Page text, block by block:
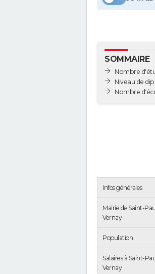
SOMMAIRE
Nombre
Niveau de
Nombre
Infos générales
Mairie de Saint-
Vernay
Population
Salaires à Saint-
Vernay